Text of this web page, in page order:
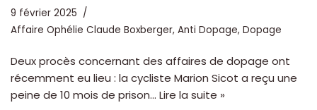
9 février 2025
Affaire Ophélie Claude Boxberger, Anti Dopage, Dopage
Deux procès concernant des affaires de dopage ont
récemment eu lieu : la cycliste Marion Sicot a reçu une
peine de 10 mois de prison… Lire la suite »